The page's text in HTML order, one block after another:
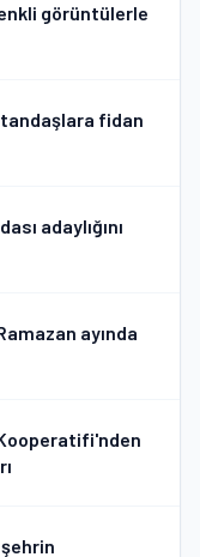
görüntülerle
fidan
adaylığını
ayında